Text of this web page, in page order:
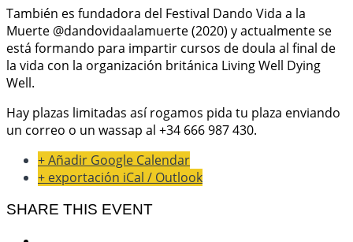
También es fundadora del Festival Dando Vida a la
Muerte @dandovidaalamuerte (2020) y actualmente se
está formando para impartir cursos de doula al final de
la vida con la organización británica Living Well Dying
Well.
Hay plazas limitadas así rogamos pida tu plaza enviando
un correo o un wassap al +34 666 987 430.
+ Añadir Google Calendar
+ exportación iCal / Outlook
SHARE THIS EVENT